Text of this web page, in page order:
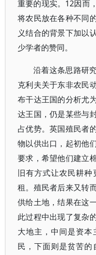
重要的现实。12因而
将农民放在各种不同
义结合的背景下加以
少学者的赞同。
沿着这条思路研
克利夫关于东非农民
布干达王国的分析尤
达王国，仍是某些与
占优势。英国殖民者
物以供出口，起初他
要求，希望他们建立
旧有方式让农民耕
租。殖民者后来又转
供给土地，结果在这
此过程中出现了复杂
大地主，中间是资
民，下面则是贫苦